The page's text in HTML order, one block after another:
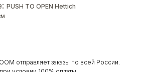
PUSH TO OPEN Hettich
отправляет заказы по всей России.